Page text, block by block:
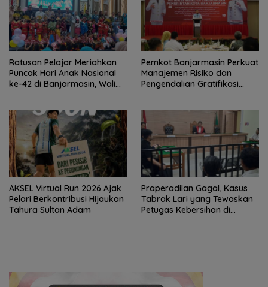
Ratusan Pelajar Meriahkan
Puncak Hari Anak Nasional
ke-42 di Banjarmasin, Wali
Pemkot Banjarmasin Perkuat
Manajemen Risiko dan
Pengendalian Gratifikasi
AKSEL Virtual Run 2026 Ajak
Pelari Berkontribusi Hijaukan
Tahura Sultan Adam
Praperadilan Gagal, Kasus
Tabrak Lari yang Tewaskan
Petugas Kebersihan di